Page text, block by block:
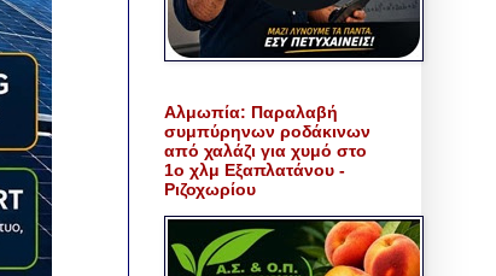
Αλμωπία: Παραλαβή
συμπύρηνων ροδάκινων
από χαλάζι για χυμό στο
1ο χλμ Εξαπλατάνου -
Ριζοχωρίου